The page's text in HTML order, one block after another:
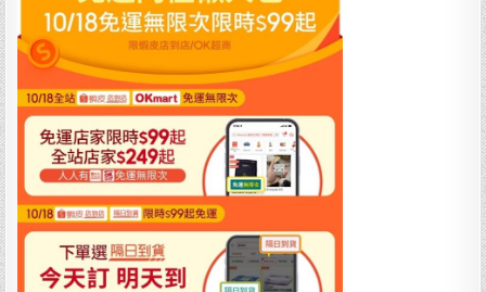
的
防
夾
自
動
推
薦，
開
放
式
自
砂
盆
推
薦